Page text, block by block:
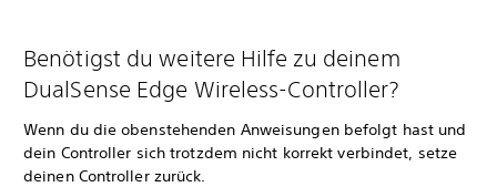
Benötigst du weitere Hilfe zu deinem
DualSense Edge Wireless-Controller?
Wenn du die obenstehenden Anweisungen befolgt hast und
dein Controller sich trotzdem nicht korrekt verbindet, setze
deinen Controller zurück.